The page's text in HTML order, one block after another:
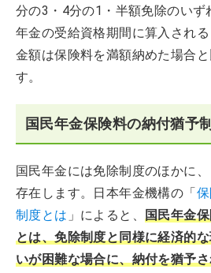
分の3・4分の1・半額免除のいず
年金の受給資格期間に算入され
金額は保険料を満額納めた場合
す。
国民年金保険料の納付猶予
国民年金には免除制度のほかに
存在します。日本年金機構の「
制度とは 」によると、国民年金
とは、免除制度と同様に経済的
いが困難な場合に、納付を猶予